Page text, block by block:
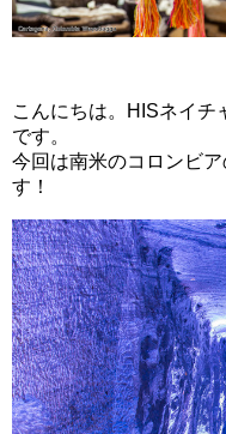
こんにちは。HISネイチ
です。
今回は南米のコロンビ
す！